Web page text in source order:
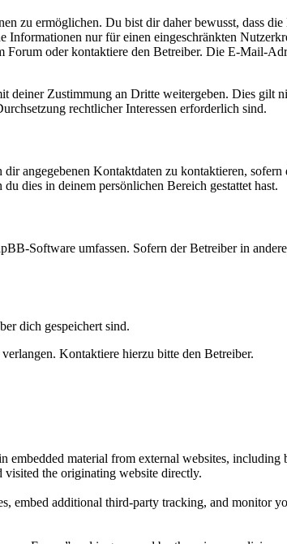
zu ermöglichen. Du bist dir daher bewusst, dass
Informationen nur für einen eingeschränkten
Forum oder kontaktiere den Betreiber. Die E-Mail-
deiner Zustimmung an Dritte weitergeben. Dies gilt
rechtlicher Interessen erforderlich sind.
angegebenen Kontaktdaten zu kontaktieren,
dies in deinem persönlichen Bereich gestattet hast.
Software umfassen. Sofern der Betreiber in
dich gespeichert sind.
Kontaktiere hierzu bitte den Betreiber.
embedded material from external websites,
visited the originating website directly.
embed additional third-party tracking, and